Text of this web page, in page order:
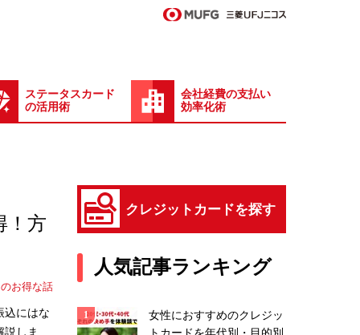
ステータスカード
の活用術
会社経費の支払い
効率化術
！方
お得な話
込にはな
説しま
クレジットカードを探す
人気記事ランキング
女性におすすめのクレジッ